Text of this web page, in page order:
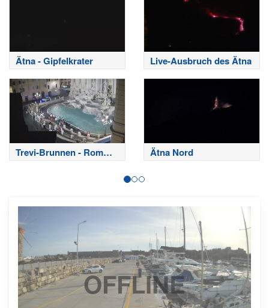
Ätna - Gipfelkrater Live-Ausbruch des Ätna
Trevi-Brunnen - Rom
Webcam
Ätna Nord
OFFLINE